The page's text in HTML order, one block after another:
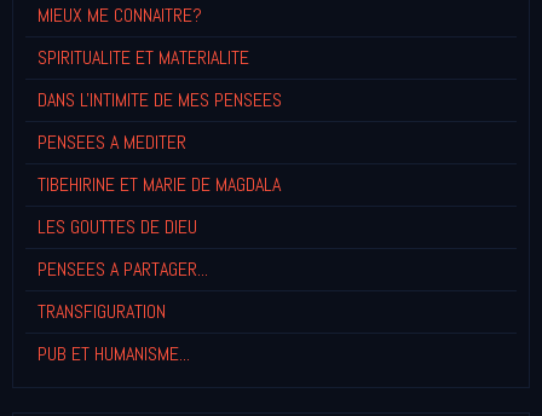
MIEUX ME CONNAITRE?
SPIRITUALITE ET MATERIALITE
DANS L'INTIMITE DE MES PENSEES
PENSEES A MEDITER
TIBEHIRINE ET MARIE DE MAGDALA
LES GOUTTES DE DIEU
PENSEES A PARTAGER...
TRANSFIGURATION
PUB ET HUMANISME...